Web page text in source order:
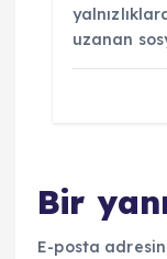
uzanan
Bir
E-posta